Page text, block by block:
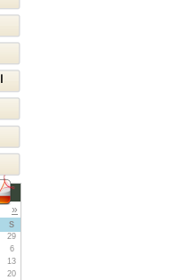
«
S
29
6
13
20